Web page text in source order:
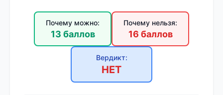
Почему можно:
13 баллов
Почему нельзя:
16 баллов
Вердикт:
НЕТ